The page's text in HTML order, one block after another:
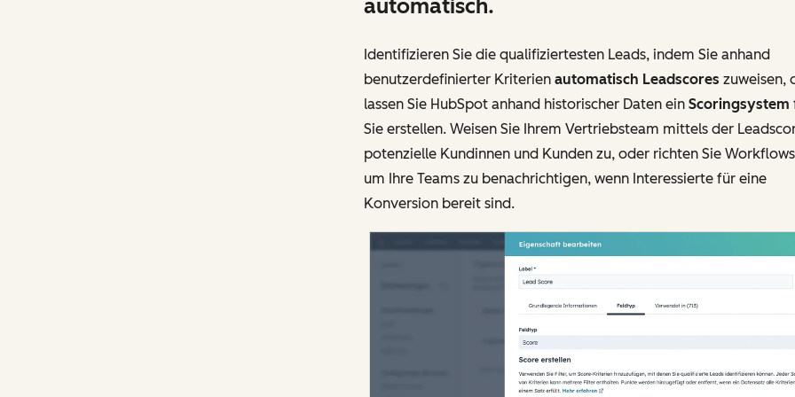
automatisch.
Identifizieren Sie die qualifiziertesten Leads, indem Sie anhand
benutzerdefinierter Kriterien automatisch Leadscores zuweisen,
lassen Sie HubSpot anhand historischer Daten ein Scoringsystem
Sie erstellen. Weisen Sie Ihrem Vertriebsteam mittels der
potenzielle Kundinnen und Kunden zu, oder richten Sie
um Ihre Teams zu benachrichtigen, wenn Interessierte für eine
Konversion bereit sind.